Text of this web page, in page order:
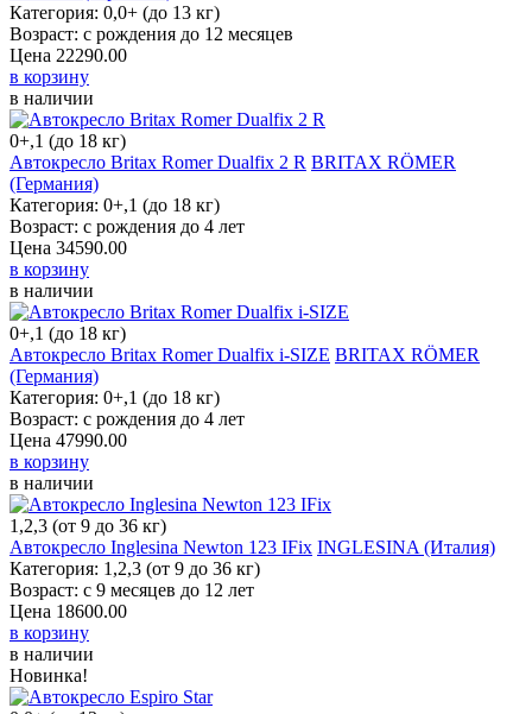
Категория: 0,0+ (до 13 кг)
Возраст: с рождения до 12 месяцев
Цена 22290.00
в корзину
в наличии
0+,1 (до 18 кг)
Автокресло Britax Romer Dualfix 2 R BRITAX RÖMER (Германия)
Категория: 0+,1 (до 18 кг)
Возраст: с рождения до 4 лет
Цена 34590.00
в корзину
в наличии
0+,1 (до 18 кг)
Автокресло Britax Romer Dualfix i-SIZE BRITAX RÖMER (Германия)
Категория: 0+,1 (до 18 кг)
Возраст: с рождения до 4 лет
Цена 47990.00
в корзину
в наличии
1,2,3 (от 9 до 36 кг)
Автокресло Inglesina Newton 123 IFix INGLESINA (Италия)
Категория: 1,2,3 (от 9 до 36 кг)
Возраст: с 9 месяцев до 12 лет
Цена 18600.00
в корзину
в наличии
Новинка!